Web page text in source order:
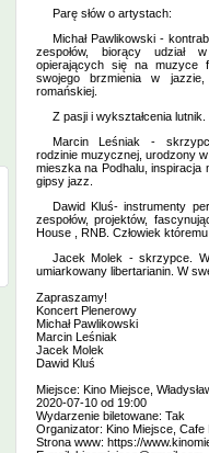
Parę słów o artystach:
Michał Pawlikowski -
zespołów, biorący udział
opierających się na muzyce
swojego brzmienia w
romańskiej.
Z pasji i wykształcenia lutnik.
Marcin Leśniak -
rodzinie muzycznej, urodzony
mieszka na Podhalu,
gipsy jazz.
Dawid Kluś- instrumenty
zespołów, projektów,
House , RNB. Człowiek
Jacek Molek - skrzypce.
umiarkowany libertarianin. W
Zapraszamy!
Koncert Plenerowy
Michał Pawlikowski
Marcin Leśniak
Jacek Molek
Dawid Kluś
Miejsce: Kino Miejsce,
2020-07-10 od 19:00
Wydarzenie biletowane: Tak
Organizator: Kino Miejsce, Cafe
Strona www: https://